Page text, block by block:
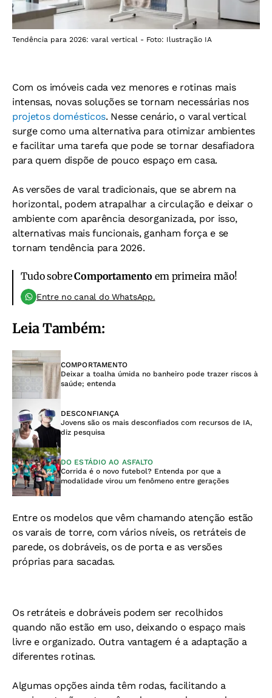
Tendência para 2026: varal vertical - Foto: Ilustração IA
Com os imóveis cada vez menores e rotinas mais
intensas, novas soluções se tornam necessárias nos
projetos domésticos. Nesse cenário, o varal vertical
surge como uma alternativa para otimizar ambientes
e facilitar uma tarefa que pode se tornar desafiadora
para quem dispõe de pouco espaço em casa.
As versões de varal tradicionais, que se abrem na
horizontal, podem atrapalhar a circulação e deixar o
ambiente com aparência desorganizada, por isso,
alternativas mais funcionais, ganham força e se
tornam tendência para 2026.
Tudo sobreComportamento em primeira mão!
Entre no canal do WhatsApp.
Leia Também:
COMPORTAMENTO
Deixar a toalha úmida no banheiro pode trazer riscos à
saúde; entenda
DESCONFIANÇA
Jovens são os mais desconfiados com recursos de IA,
diz pesquisa
DO ESTÁDIO AO ASFALTO
Corrida é o novo futebol? Entenda por que a
modalidade virou um fenômeno entre gerações
Entre os modelos que vêm chamando atenção estão
os varais de torre, com vários níveis, os retráteis de
parede, os dobráveis, os de porta e as versões
próprias para sacadas.
Os retráteis e dobráveis podem ser recolhidos
quando não estão em uso, deixando o espaço mais
livre e organizado. Outra vantagem é a adaptação a
diferentes rotinas.
Algumas opções ainda têm rodas, facilitando a